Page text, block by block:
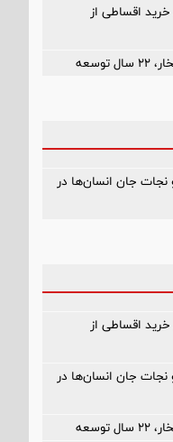
خرید اقساطی از
نجات جان انسان‌ها در
خرید اقساطی از
نجات جان انسان‌ها در